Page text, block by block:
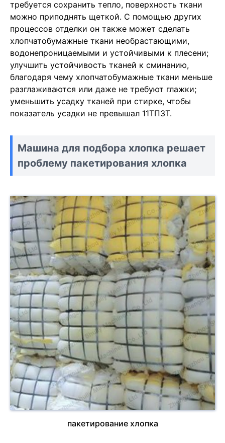
требуется сохранить тепло, поверхность ткани
можно приподнять щеткой. С помощью других
процессов отделки он также может сделать
хлопчатобумажные ткани необрастающими,
водонепроницаемыми и устойчивыми к плесени;
улучшить устойчивость тканей к сминанию,
благодаря чему хлопчатобумажные ткани меньше
разглаживаются или даже не требуют глажки;
уменьшить усадку тканей при стирке, чтобы
показатель усадки не превышал 11ТП3Т.
Машина для подбора хлопка решает
проблему пакетирования хлопка
пакетирование хлопка